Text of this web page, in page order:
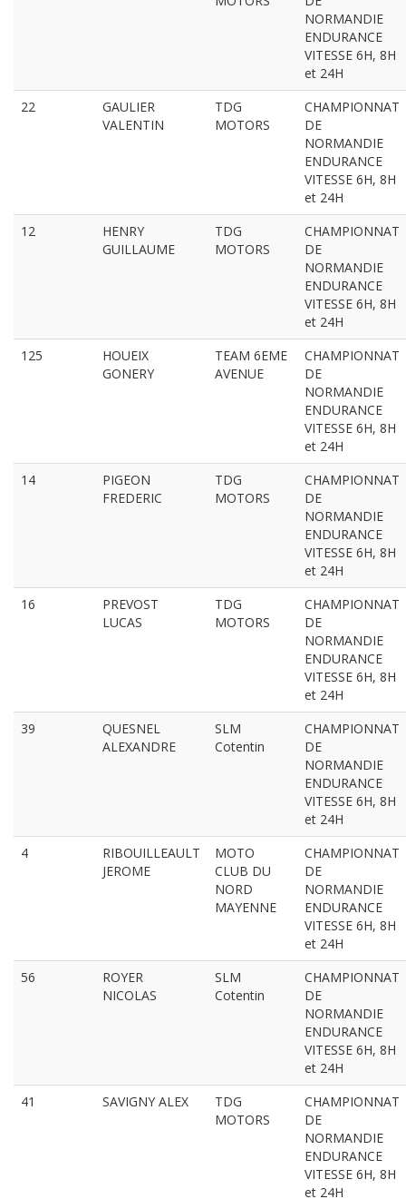
NORMANDIE
ENDURANCE
VITESSE 6H, 8H
et 24H
22
GAULIER
VALENTIN
TDG
MOTORS
CHAMPIONNAT
DE
NORMANDIE
ENDURANCE
VITESSE 6H, 8H
et 24H
12
HENRY
GUILLAUME
TDG
MOTORS
CHAMPIONNAT
DE
NORMANDIE
ENDURANCE
VITESSE 6H, 8H
et 24H
125
HOUEIX
GONERY
TEAM 6EME
AVENUE
CHAMPIONNAT
DE
NORMANDIE
ENDURANCE
VITESSE 6H, 8H
et 24H
14
PIGEON
FREDERIC
TDG
MOTORS
CHAMPIONNAT
DE
NORMANDIE
ENDURANCE
VITESSE 6H, 8H
et 24H
16
PREVOST
LUCAS
TDG
MOTORS
CHAMPIONNAT
DE
NORMANDIE
ENDURANCE
VITESSE 6H, 8H
et 24H
39
QUESNEL
ALEXANDRE
SLM
Cotentin
CHAMPIONNAT
DE
NORMANDIE
ENDURANCE
VITESSE 6H, 8H
et 24H
4
RIBOUILLEAULT
JEROME
MOTO
CLUB DU
NORD
MAYENNE
CHAMPIONNAT
DE
NORMANDIE
ENDURANCE
VITESSE 6H, 8H
et 24H
56
ROYER
NICOLAS
SLM
Cotentin
CHAMPIONNAT
DE
NORMANDIE
ENDURANCE
VITESSE 6H, 8H
et 24H
41
SAVIGNY ALEX
TDG
MOTORS
CHAMPIONNAT
DE
NORMANDIE
ENDURANCE
VITESSE 6H, 8H
et 24H